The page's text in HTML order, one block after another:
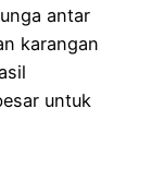
antar
karangan
untuk